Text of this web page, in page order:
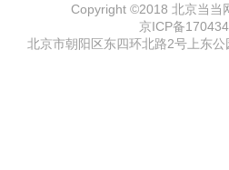
Copyright ©2018 北京当当
京ICP备
北京市朝阳区东四环北路2号上东